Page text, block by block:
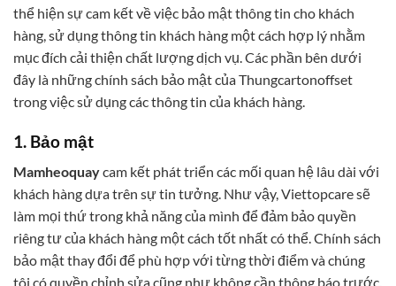
thể hiện sự cam kết về việc bảo mật thông tin cho khách
hàng, sử dụng thông tin khách hàng một cách hợp lý nhằm
mục đích cải thiện chất lượng dịch vụ. Các phần bên dưới
đây là những chính sách bảo mật của Thungcartonoffset
trong việc sử dụng các thông tin của khách hàng.
1. Bảo mật
Mamheoquaycam kết phát triển các mối quan hệ lâu dài với
khách hàng dựa trên sự tin tưởng. Như vậy, Viettopcare sẽ
làm mọi thứ trong khả năng của mình để đảm bảo quyền
riêng tư của khách hàng một cách tốt nhất có thể. Chính sách
bảo mật thay đổi để phù hợp với từng thời điểm và chúng
tôi có quyền chỉnh sửa cũng như không cần thông báo trước.